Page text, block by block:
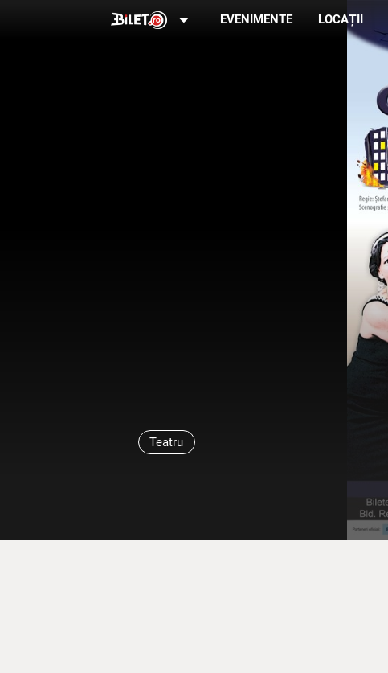
arrow_drop_down EVENIMENTE LOCAȚII
Teatru